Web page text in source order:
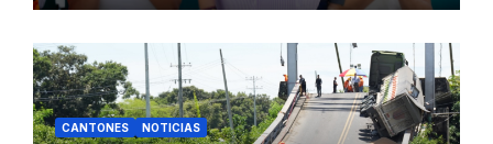
2.500 jóvenes
CANTONES NOTICIAS